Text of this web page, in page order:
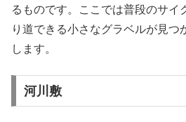
るものです。ここでは普段のサイ
り道できる小さなグラベルが見つ
します。
河川敷